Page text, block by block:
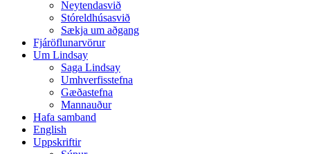
Neytendasvið
Stóreldhúsasvið
Sækja um aðgang
Fjáröflunarvörur
Um Lindsay
Saga Lindsay
Umhverfisstefna
Gæðastefna
Mannauður
Hafa samband
English
Uppskriftir